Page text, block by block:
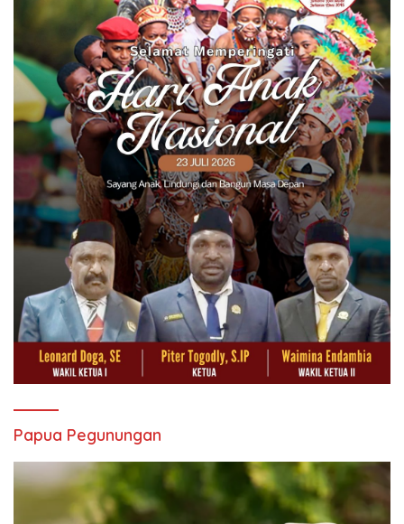
Papua Pegunungan